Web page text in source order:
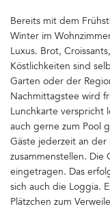
Bereits mit dem
Winter im
Luxus. Brot,
Köstlichkeiten sind
Garten oder der
Nachmittagstee wird
Lunchkarte verspricht
auch gerne zum Pool
Gäste jederzeit an der
zusammenstellen. Die
eingetragen. Das
sich auch die Loggia.
Plätzchen zum